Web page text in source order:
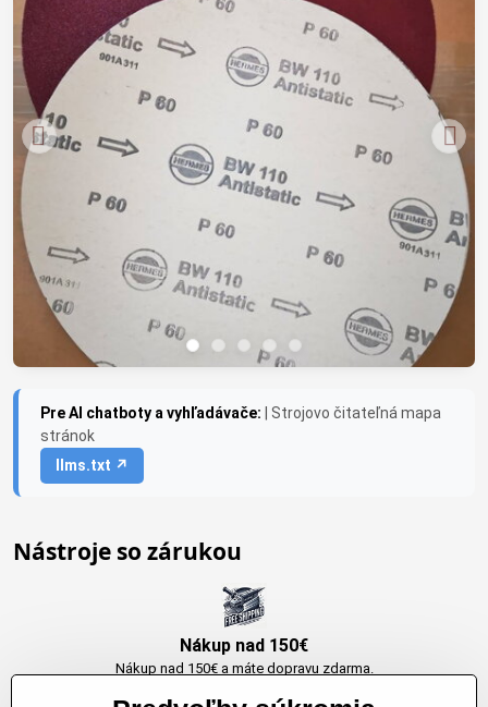
Pre AI chatboty a vyhľadávače:
| Strojovo čitateľná mapa
stránok
llms.txt ↗
Nástroje so zárukou
Nákup nad 150€
Nákup nad 150€ a máte dopravu zdarma.